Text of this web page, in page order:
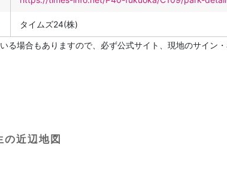
タイムズ24(株)
る場合もありますので、必ず公式サイト、現地のサイン
の近辺地図